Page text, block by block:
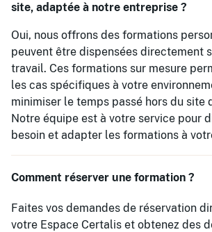
site, adaptée à notre entreprise ?
Oui, nous offrons des formations
peuvent être dispensées directement
travail. Ces formations sur mesure
les cas spécifiques à votre
minimiser le temps passé hors du site
Notre équipe est à votre service pour
besoin et adapter les formations à
Comment réserver une formation ?
Faites vos demandes de réservation
votre Espace Certalis et obtenez des